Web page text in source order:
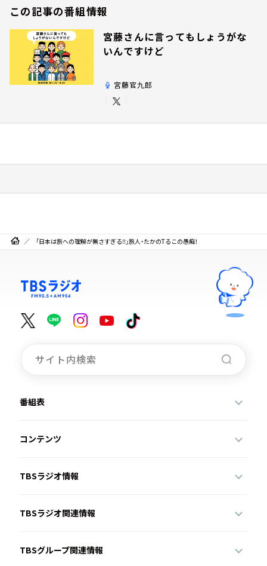
この記事の番組情報
宮藤さんに言ってもしょうがな
いんですけど
宮藤官九郎
「日本は旅への理解が無さすぎる‼」旅人・たかのTるこの愚痴！
番組表
コンテンツ
TBSラジオ情報
TBSラジオ関連情報
TBSグループ関連情報